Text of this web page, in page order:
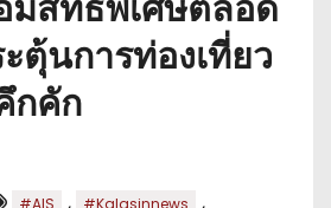
มสิทธิพิเศษตลอด
ตุ้นการท่องเที่ยว
กคัก
#AIS #Kalasinnews